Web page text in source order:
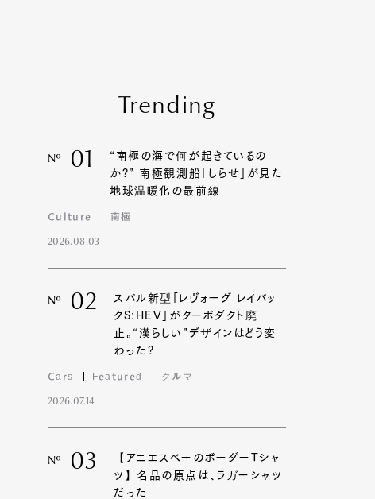
Trending
Nº 01
“南極の海で何が起きているの
か?” 南極観測船「しらせ」が見た
地球温暖化の最前線
Culture 南極
2026.08.03
Nº 02
スバル新型「レヴォーグ レイバッ
クS:HEV」がターボダクト廃
止。“漢らしい”デザインはどう変
わった?
Cars Featured クルマ
2026.07.14
Nº 03
【アニエスベーのボーダーTシャ
ツ】名品の原点は、ラガーシャツ
だった